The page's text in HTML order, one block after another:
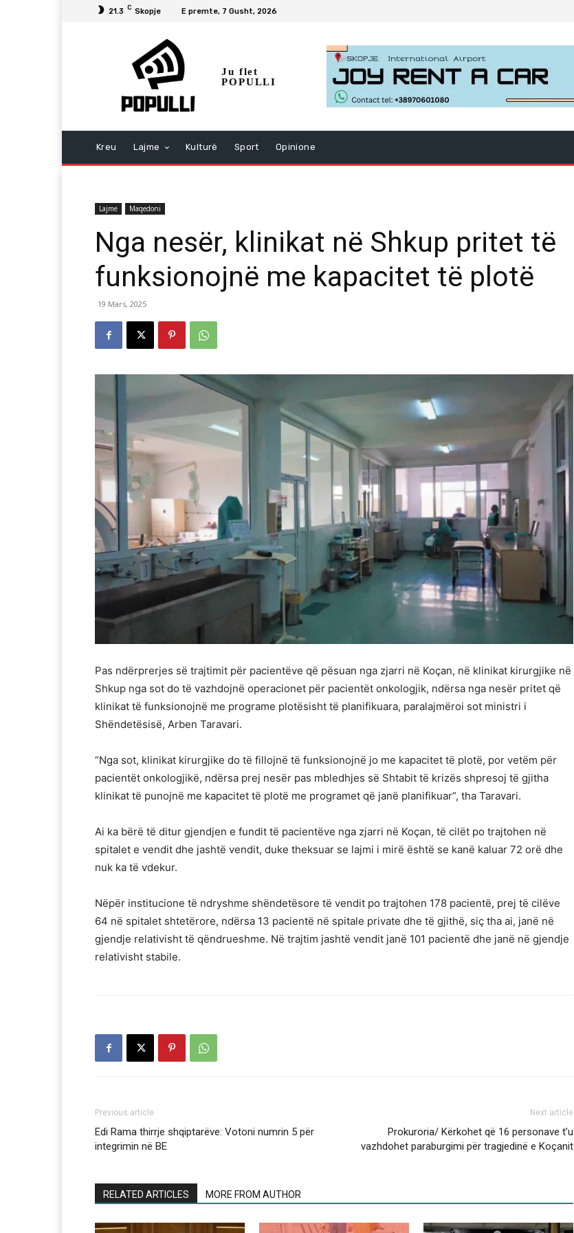
21.3 C Skopje E premte, 7 Gusht, 2026
Ju flet
POPULLI
Kreu Lajme Kulturë Sport Opinione
Lajme Maqedoni
Nga nesër, klinikat në Shkup pritet të
funksionojnë me kapacitet të plotë
19 Mars, 2025
Pas ndërprerjes së trajtimit për pacientëve që pësuan nga zjarri në Koçan, në klinikat kirurgjike në
Shkup nga sot do të vazhdojnë operacionet për pacientët onkologjik, ndërsa nga nesër pritet që
klinikat të funksionojnë me programe plotësisht të planifikuara, paralajmëroi sot ministri i
Shëndetësisë, Arben Taravari.
“Nga sot, klinikat kirurgjike do të fillojnë të funksionojnë jo me kapacitet të plotë, por vetëm për
pacientët onkologjikë, ndërsa prej nesër pas mbledhjes së Shtabit të krizës shpresoj të gjitha
klinikat të punojnë me kapacitet të plotë me programet që janë planifikuar”, tha Taravari.
Ai ka bërë të ditur gjendjen e fundit të pacientëve nga zjarri në Koçan, të cilët po trajtohen në
spitalet e vendit dhe jashtë vendit, duke theksuar se lajmi i mirë është se kanë kaluar 72 orë dhe
nuk ka të vdekur.
Nëpër institucione të ndryshme shëndetësore të vendit po trajtohen 178 pacientë, prej të cilëve
64 në spitalet shtetërore, ndërsa 13 pacientë në spitale private dhe të gjithë, siç tha ai, janë në
gjendje relativisht të qëndrueshme. Në trajtim jashtë vendit janë 101 pacientë dhe janë në gjendje
relativisht stabile.
Previous article
Edi Rama thirrje shqiptarëve: Votoni numrin 5 për
integrimin në BE
Next article
Prokuroria/ Kërkohet që 16 personave t’u
vazhdohet paraburgimi për tragjedinë e Koçanit
RELATED ARTICLES MORE FROM AUTHOR